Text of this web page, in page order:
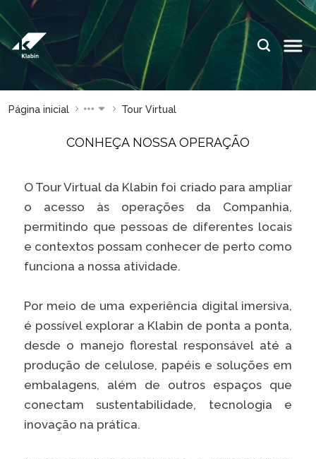
Pular para o Conteúdo principal
IDIOMAS:
ES
Investidores
Sustentabilidade
Plante com a
Klabin
Todas Florestas
Blog
Klabin
Caiubi
Parque
Klabin
VER A LISTA COMPLETA
Página inicial Tour Virtual
CONHEÇA NOSSA OPERAÇÃO
O Tour Virtual da Klabin foi criado para ampliar
o acesso às operações da Companhia,
permitindo que pessoas de diferentes locais
e contextos possam conhecer de perto como
funciona a nossa atividade.
Por meio de uma experiência digital imersiva,
é possível explorar a Klabin de ponta a ponta,
desde o manejo florestal responsável até a
produção de celulose, papéis e soluções em
embalagens, além de outros espaços que
conectam sustentabilidade, tecnologia e
inovação na prática.